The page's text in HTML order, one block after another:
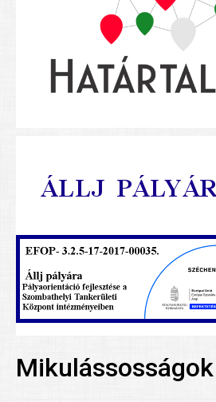
Mikulássosságok